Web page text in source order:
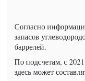
Согласно
запасов
баррелей.
По подсчетам, с
здесь может